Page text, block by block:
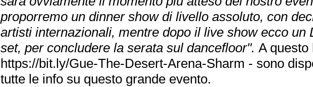
proporremo un dinner show di livello assoluto, con
artisti internazionali, mentre dopo il live show ecco un
set, per concludere la serata sul dancefloor". A questo
https://bit.ly/Gue-The-Desert-Arena-Sharm - sono
tutte le info su questo grande evento.